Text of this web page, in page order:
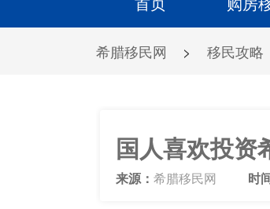
希腊移民网 > 移民攻略
国人喜欢投资
来源： 希腊移民网 时